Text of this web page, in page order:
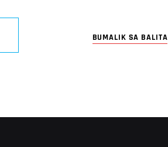
BUMALIK SA BALITA